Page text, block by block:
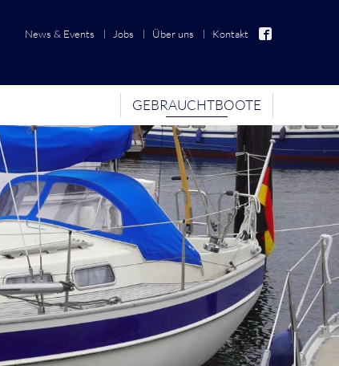
News & Events Jobs Über uns Kontakt
GEBRAUCHTBOOTE